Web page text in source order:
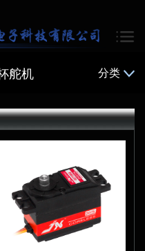
舵机 分类
属齿轮大扭矩数字空心杯标